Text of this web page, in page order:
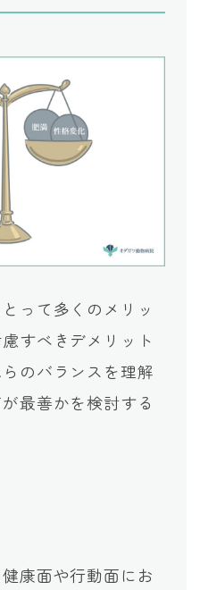
って多くのメリッ
すべきデメリット
のバランスを理解
最善かを検討する
康面や行動面にお